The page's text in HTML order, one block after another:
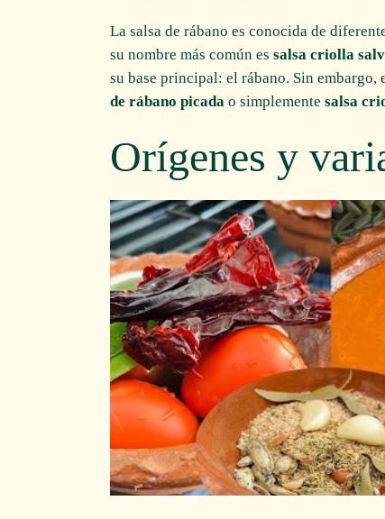
La salsa de rábano es conocida de
su nombre más común es salsa criolla
su base principal: el rábano. Sin embargo,
de rábano picada o simplemente salsa
Orígenes y